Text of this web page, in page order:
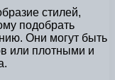
стилей,
подобрать
Они могут быть
или плотными и